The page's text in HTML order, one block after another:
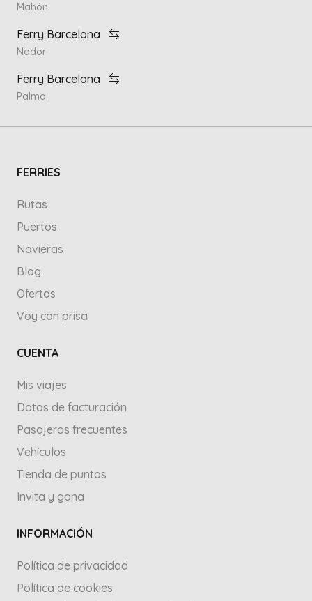
Mahón
Ferry Barcelona
Nador
Ferry Barcelona
Palma
FERRIES
Rutas
Puertos
Navieras
Blog
Ofertas
Voy con prisa
CUENTA
Mis viajes
Datos de facturación
Pasajeros frecuentes
Vehículos
Tienda de puntos
Invita y gana
INFORMACIÓN
Política de privacidad
Política de cookies